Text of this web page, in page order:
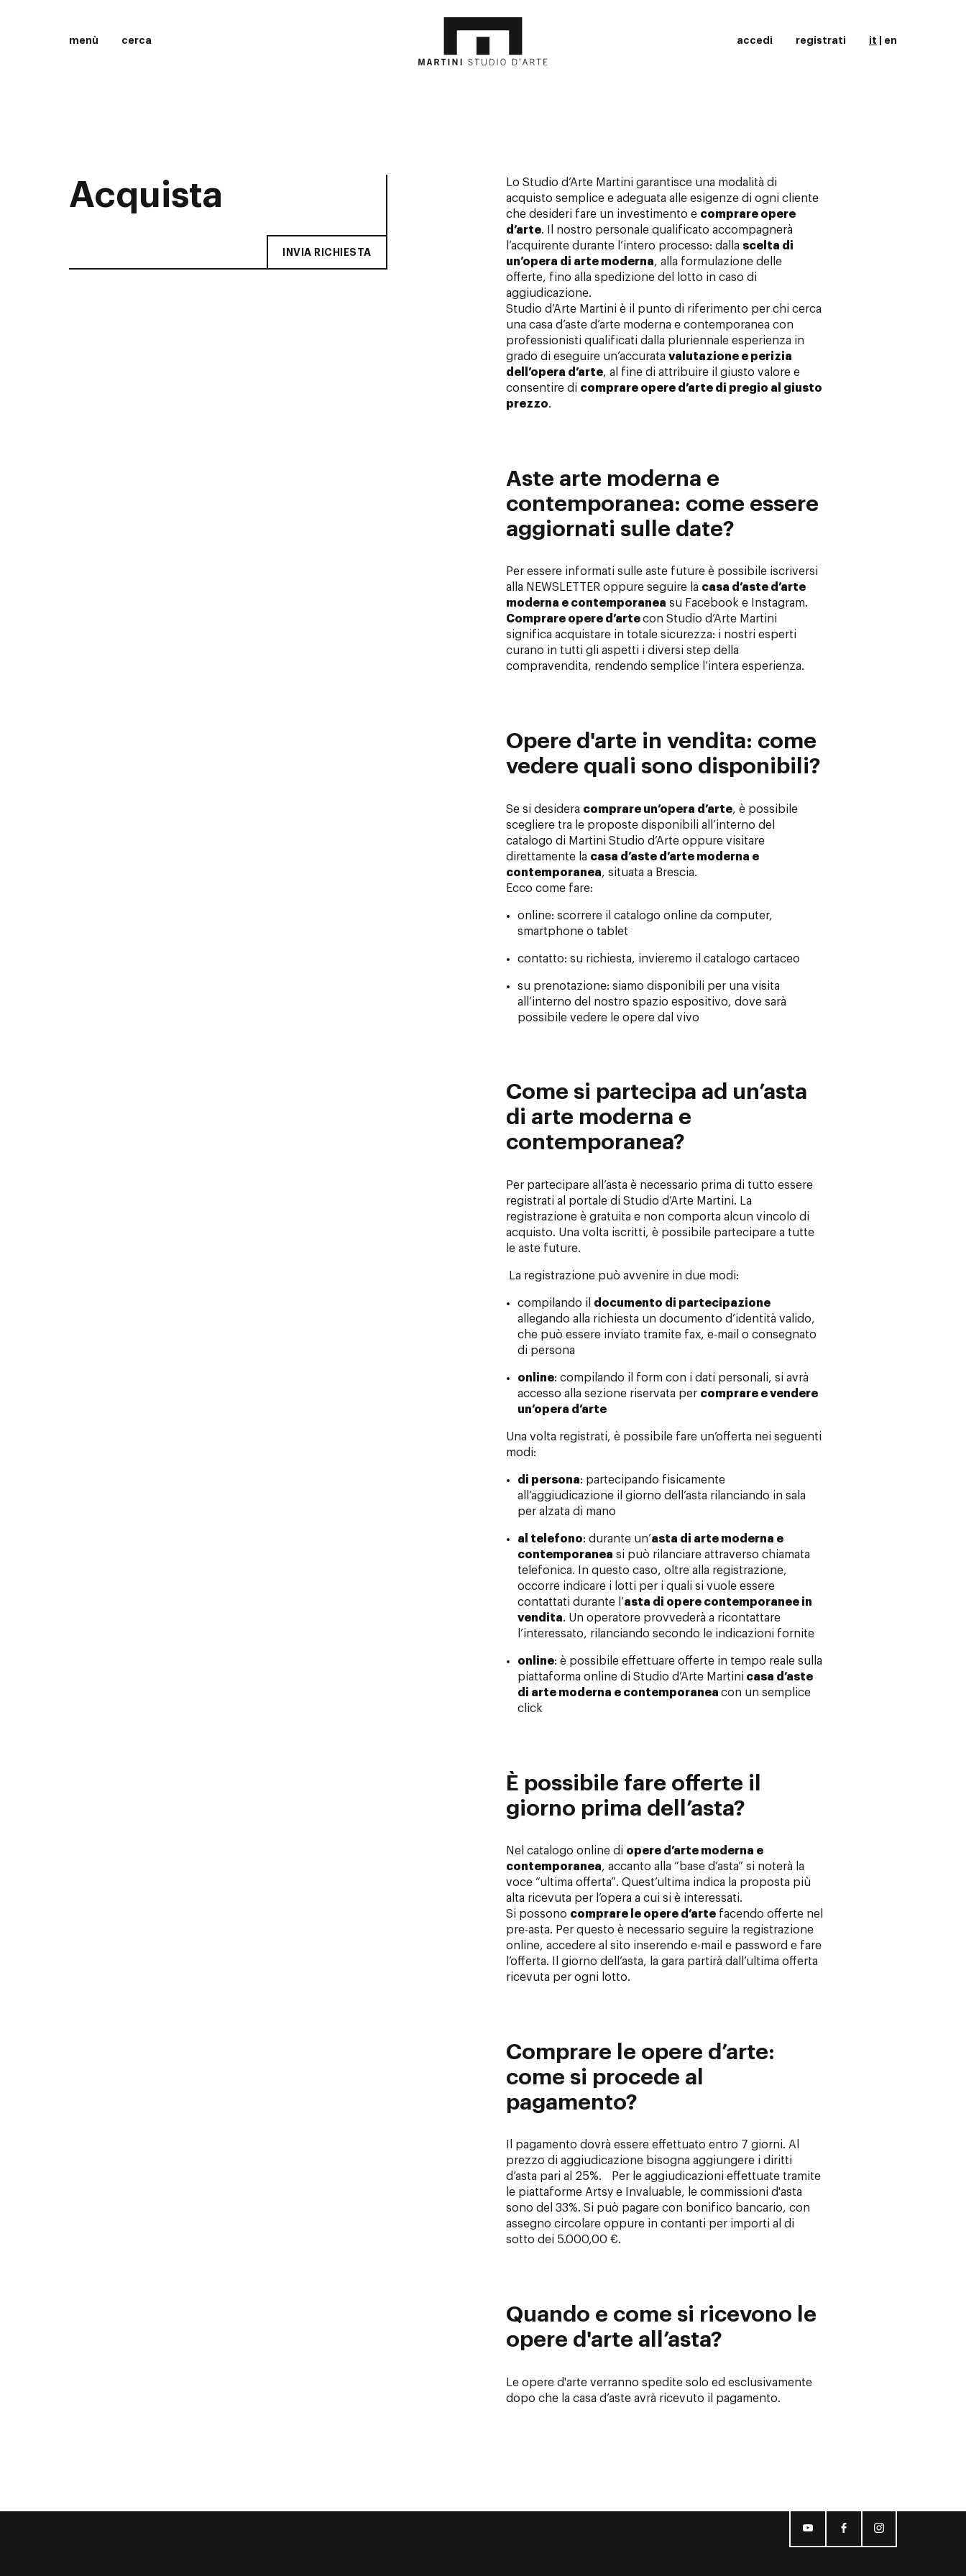
menù cerca accedi registrati it en
Acquista
INVIA RICHIESTA
Lo Studio d’Arte Martini garantisce una modalità di
acquisto semplice e adeguata alle esigenze di ogni cliente
che desideri fare un investimento e comprare opere
d’arte. Il nostro personale qualificato accompagnerà
l’acquirente durante l’intero processo: dalla scelta di
un’opera di arte moderna, alla formulazione delle
offerte, fino alla spedizione del lotto in caso di
aggiudicazione.
Studio d’Arte Martini è il punto di riferimento per chi cerca
una casa d’aste d’arte moderna e contemporanea con
professionisti qualificati dalla pluriennale esperienza in
grado di eseguire un’accurata valutazione e perizia
dell’opera d’arte, al fine di attribuire il giusto valore e
consentire di comprare opere d’arte di pregio al giusto
prezzo.
Aste arte moderna e
contemporanea: come essere
aggiornati sulle date?
Per essere informati sulle aste future è possibile iscriversi
alla NEWSLETTER oppure seguire la casa d’aste d’arte
moderna e contemporanea su Facebook e Instagram.
Comprare opere d’artecon Studio d’Arte Martini
significa acquistare in totale sicurezza: i nostri esperti
curano in tutti gli aspetti i diversi step della
compravendita, rendendo semplice l’intera esperienza.
Opere d'arte in vendita: come
vedere quali sono disponibili?
Se si desidera comprare un’opera d’arte, è possibile
scegliere tra le proposte disponibili all’interno del
catalogo di Martini Studio d’Arte oppure visitare
direttamente la casa d’aste d’arte moderna e
contemporanea, situata a Brescia.
Ecco come fare:
online: scorrere il catalogo online da computer,
smartphone o tablet
contatto: su richiesta, invieremo il catalogo cartaceo
su prenotazione: siamo disponibili per una visita
all’interno del nostro spazio espositivo, dove sarà
possibile vedere le opere dal vivo
Come si partecipa ad un’asta
di arte moderna e
contemporanea?
Per partecipare all’asta è necessario prima di tutto essere
registrati al portale di Studio d’Arte Martini. La
registrazione è gratuita e non comporta alcun vincolo di
acquisto. Una volta iscritti, è possibile partecipare a tutte
le aste future.
La registrazione può avvenire in due modi:
compilando il documento di partecipazione
allegando alla richiesta un documento d’identità valido,
che può essere inviato tramite fax, e-mail o consegnato
di persona
online: compilando il form con i dati personali, si avrà
accesso alla sezione riservata per comprare e vendere
un’opera d’arte
Una volta registrati, è possibile fare un’offerta nei seguenti
modi:
di persona: partecipando fisicamente
all’aggiudicazione il giorno dell’asta rilanciando in sala
per alzata di mano
al telefono: durante un’asta di arte moderna e
contemporanea si può rilanciare attraverso chiamata
telefonica. In questo caso, oltre alla registrazione,
occorre indicare i lotti per i quali si vuole essere
contattati durante l’asta di opere contemporanee in
vendita. Un operatore provvederà a ricontattare
l’interessato, rilanciando secondo le indicazioni fornite
online: è possibile effettuare offerte in tempo reale sulla
piattaforma online di Studio d’Arte Martini casa d’aste
di arte moderna e contemporanea con un semplice
click
È possibile fare offerte il
giorno prima dell’asta?
Nel catalogo online di opere d’arte moderna e
contemporanea, accanto alla “base d’asta” si noterà la
voce “ultima offerta”. Quest’ultima indica la proposta più
alta ricevuta per l’opera a cui si è interessati.
Si possono comprare le opere d’artefacendo offerte nel
pre-asta. Per questo è necessario seguire la registrazione
online, accedere al sito inserendo e-mail e password e fare
l’offerta. Il giorno dell’asta, la gara partirà dall’ultima offerta
ricevuta per ogni lotto.
Comprare le opere d’arte:
come si procede al
pagamento?
Il pagamento dovrà essere effettuato entro 7 giorni. Al
prezzo di aggiudicazione bisogna aggiungere i diritti
d’asta pari al 25%. Per le aggiudicazioni effettuate tramite
le piattaforme Artsy e Invaluable, le commissioni d'asta
sono del 33%. Si può pagare con bonifico bancario, con
assegno circolare oppure in contanti per importi al di
sotto dei 5.000,00 €.
Quando e come si ricevono le
opere d'arte all’asta?
Le opere d'arte verranno spedite solo ed esclusivamente
dopo che la casa d’aste avrà ricevuto il pagamento.